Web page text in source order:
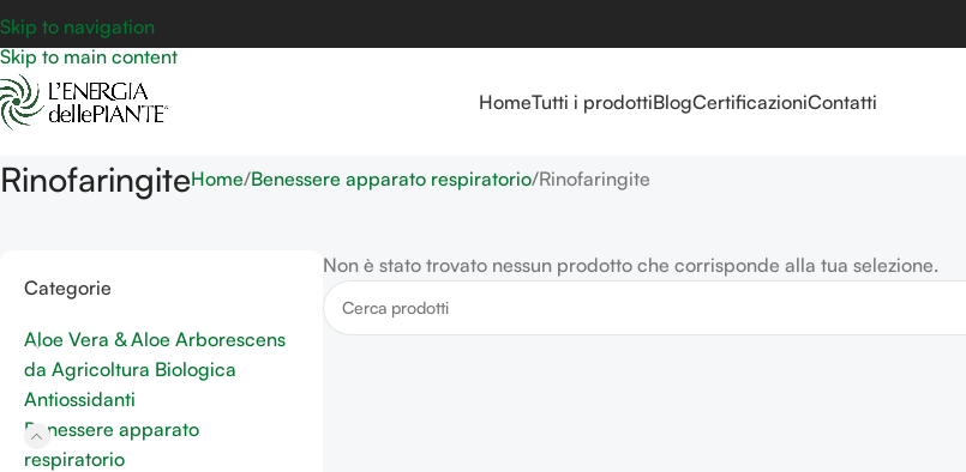
Skip to navigation
Skip to main content
HomeTutti i prodottiBlogCertificazioniContatti
RinofaringiteHome Benessere apparato respiratorio Rinofaringite
Categorie
Aloe Vera & Aloe Arborescens
da Agricoltura Biologica
Antiossidanti
Benessere apparato
respiratorio
Non è stato trovato nessun prodotto che corrisponde alla tua selezione.